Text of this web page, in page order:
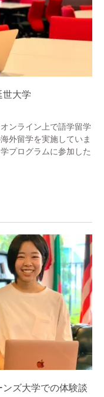
世大学
ンライン上で語学留学
外留学を実施していま
プログラムに参加した
ンズ大学での体験談